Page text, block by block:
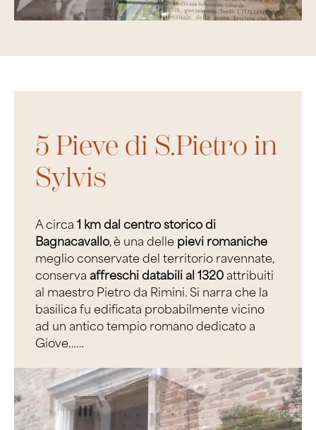
5 Pieve di S.Pietro in
Sylvis
A circa 1 km dal centro storico di
Bagnacavallo, è una delle pievi romaniche
meglio conservate del territorio ravennate,
conserva affreschi databili al 1320attribuiti
al maestro Pietro da Rimini. Si narra che la
basilica fu edificata probabilmente vicino
ad un antico tempio romano dedicato a
Giove……